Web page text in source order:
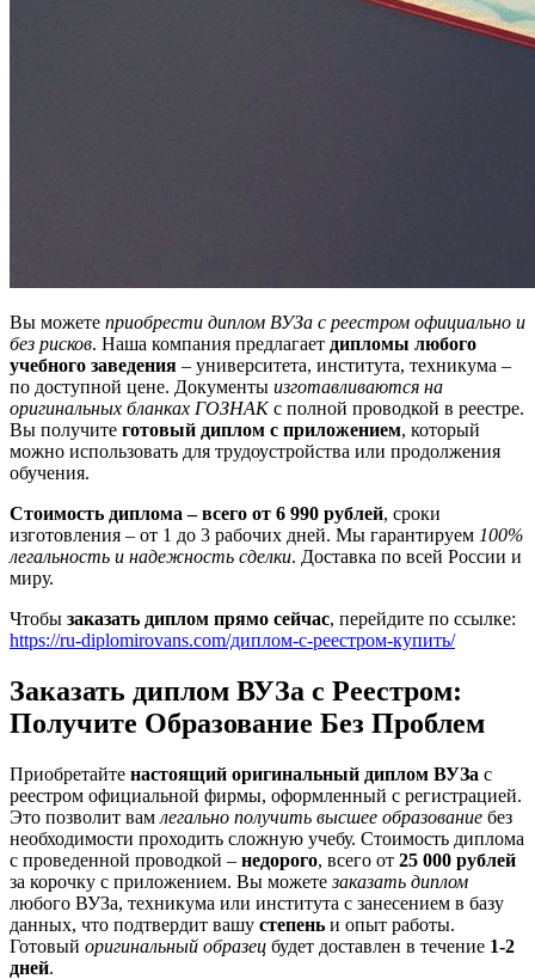
Вы можете приобрести диплом ВУЗа с реестром официально и
без рисков. Наша компания предлагает дипломы любого
учебного заведения – университета, института, техникума –
по доступной цене. Документы изготавливаются на
оригинальных бланках ГОЗНАКс полной проводкой в реестре.
Вы получите готовый диплом с приложением, который
можно использовать для трудоустройства или продолжения
обучения.
Стоимость диплома – всего от 6 990 рублей, сроки
изготовления – от 1 до 3 рабочих дней. Мы гарантируем 100%
легальность и надежность сделки. Доставка по всей России и
миру.
Чтобы заказать диплом прямо сейчас, перейдите по ссылке:
https://ru-diplomirovans.com/диплом-с-реестром-купить/
Заказать диплом ВУЗа с Реестром:
Получите Образование Без Проблем
Приобретайте настоящий оригинальный диплом ВУЗа с
реестром официальной фирмы, оформленный с регистрацией.
Это позволит вам легально получить высшее образование без
необходимости проходить сложную учебу. Стоимость диплома
с проведенной проводкой – недорого, всего от 25 000 рублей
за корочку с приложением. Вы можетезаказать диплом
любого ВУЗа, техникума или института с занесением в базу
данных, что подтвердит вашу степень и опыт работы.
Готовый оригинальный образец будет доставлен в течение 1-2
дней.